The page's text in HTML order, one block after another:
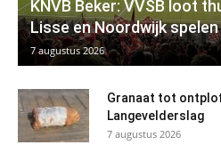
KNVB Beker: VVSB loot
Lisse en Noordwijk
7 augustus 2026
Granaat tot
Langevelderslag
7 augustus 2026